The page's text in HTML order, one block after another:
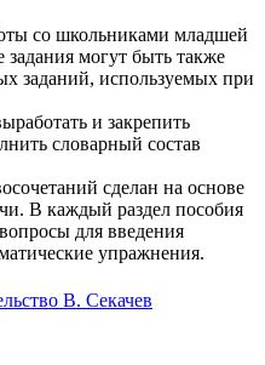
со школьниками младшей
могут быть также
заданий, используемых при
и закрепить
словарный состав
сделан на основе
В каждый раздел пособия
для введения
упражнения.
В. Секачев